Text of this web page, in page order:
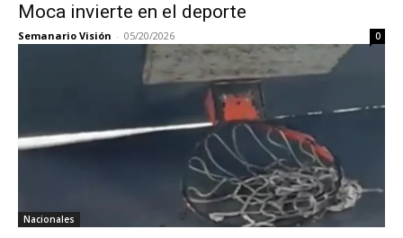
Moca invierte en el deporte
Semanario Visión - 05/20/2026 0
Nacionales